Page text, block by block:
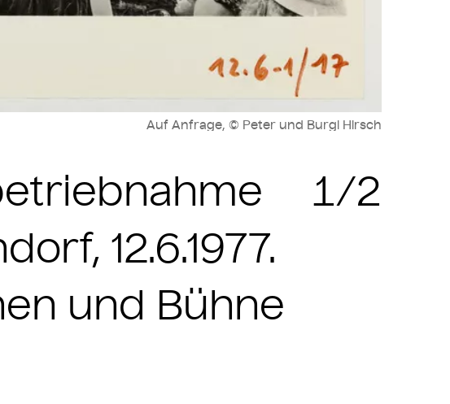
12.6.1977.
und Bühne
1/2
Auf Anfrage, © Peter und Burgi Hirsch